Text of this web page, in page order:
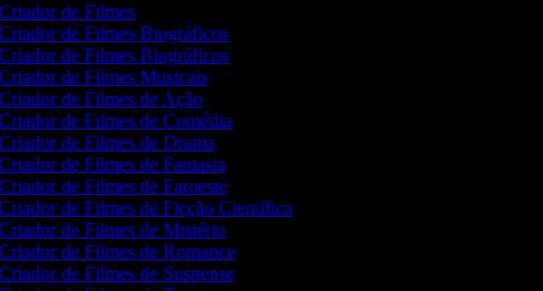
de Filmes
de Filmes Biográficos
de Filmes Biográficos
de Filmes Musicais
de Filmes de Ação
de Filmes de Comédia
de Filmes de Drama
de Filmes de Fantasia
de Filmes de Faroeste
de Filmes de Ficção Científica
de Filmes de Mistério
de Filmes de Romance
de Filmes de Suspense